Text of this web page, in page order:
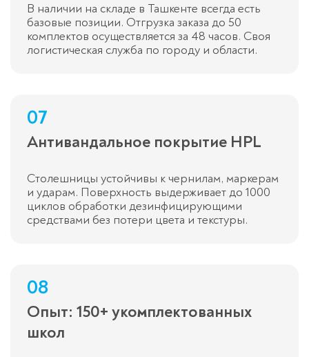
В наличии на складе в Ташкенте всегда есть
базовые позиции. Отгрузка заказа до 50
комплектов осуществляется за 48 часов. Своя
логистическая служба по городу и области.
07
Антивандальное покрытие HPL
Столешницы устойчивы к чернилам, маркерам
и ударам. Поверхность выдерживает до 1000
циклов обработки дезинфицирующими
средствами без потери цвета и текстуры.
08
Опыт: 150+ укомплектованных
школ